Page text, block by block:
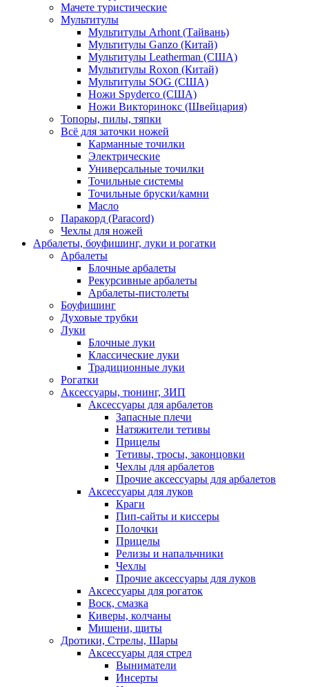
Мачете туристические
Мультитулы
Мультитулы Arhont (Тайвань)
Мультитулы Ganzo (Китай)
Мультитулы Leatherman (США)
Мультитулы Roxon (Китай)
Мультитулы SOG (США)
Ножи Spyderco (США)
Ножи Викторинокс (Швейцария)
Топоры, пилы, тяпки
Всё для заточки ножей
Карманные точилки
Электрические
Универсальные точилки
Точильные системы
Точильные бруски/камни
Масло
Паракорд (Paracord)
Чехлы для ножей
Арбалеты, боуфишинг, луки и рогатки
Арбалеты
Блочные арбалеты
Рекурсивные арбалеты
Арбалеты-пистолеты
Боуфишинг
Духовые трубки
Луки
Блочные луки
Классические луки
Традиционные луки
Рогатки
Аксессуары, тюнинг, ЗИП
Аксессуары для арбалетов
Запасные плечи
Натяжители тетивы
Прицелы
Тетивы, тросы, законцовки
Чехлы для арбалетов
Прочие аксессуары для арбалетов
Аксессуары для луков
Краги
Пип-сайты и киссеры
Полочки
Прицелы
Релизы и напальчники
Чехлы
Прочие аксессуары для луков
Аксессуары для рогаток
Воск, смазка
Киверы, колчаны
Мишени, щиты
Дротики, Стрелы, Шары
Аксессуары для стрел
Выниматели
Инсерты